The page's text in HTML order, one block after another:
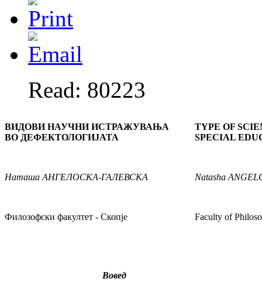
Read: 80223
ВИДОВИ НАУЧНИ ИСТРАЖУВАЊА
ВО ДЕФЕКТОЛОГИЈАТА
Наташа АНГЕЛОСКА-ГАЛЕВСКА
Филозофски факултет - Скопје
TYPE OF
SPECIAL
Natasha
Faculty of
Вовед